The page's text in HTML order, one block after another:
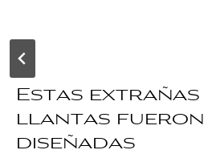
Estas extrañas
llantas fueron
diseñadas